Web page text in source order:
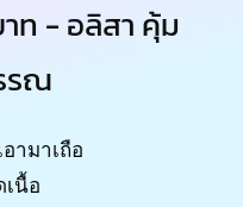
ท - อลิสา คุ้ม
รณ
ามาเถือ
เนื้อ